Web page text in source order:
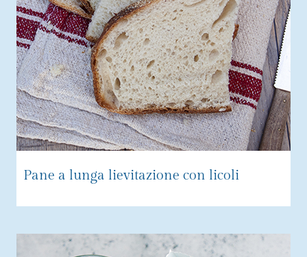
Pane a lunga lievitazione con licoli